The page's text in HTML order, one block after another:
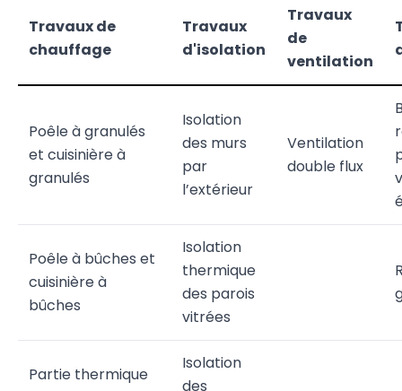
Travaux de
chauffage
Travaux
d'isolation
Travaux
de
ventilation
Poêle à granulés
et cuisinière à
granulés
Isolation
des murs
par
l’extérieur
Ventilation
double flux
Poêle à bûches et
cuisinière à
bûches
Isolation
thermique
des parois
vitrées
Partie thermique
Isolation
des